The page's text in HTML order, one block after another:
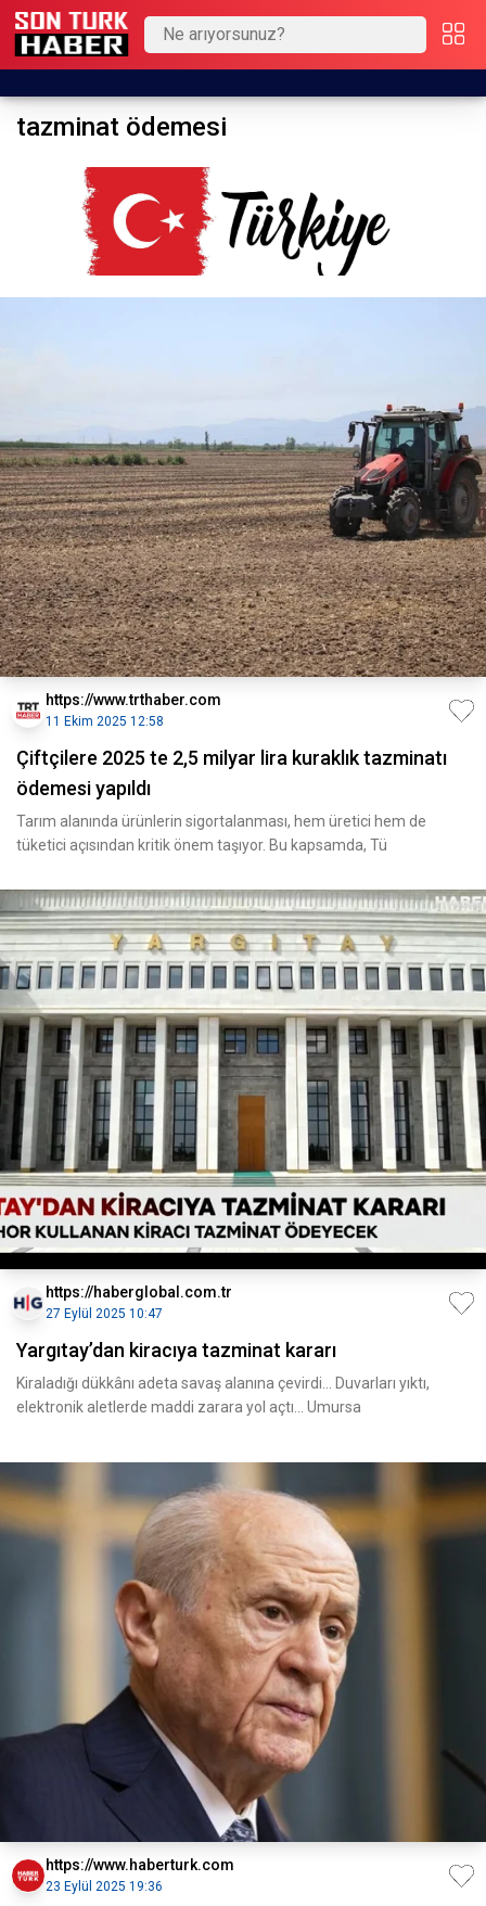
tazminat ödemesi
https://www.trthaber.com
11 Ekim 2025 12:58
Çiftçilere 2025 te 2,5 milyar lira kuraklık tazminatı
ödemesi yapıldı
Tarım alanında ürünlerin sigortalanması, hem üretici hem de
tüketici açısından kritik önem taşıyor. Bu kapsamda, Tü
https://haberglobal.com.tr
27 Eylül 2025 10:47
Yargıtay’dan kiracıya tazminat kararı
Kiraladığı dükkânı adeta savaş alanına çevirdi... Duvarları yıktı,
elektronik aletlerde maddi zarara yol açtı... Umursa
https://www.haberturk.com
23 Eylül 2025 19:36